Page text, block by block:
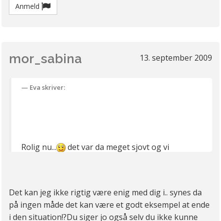
Anmeld
13. september 2009
mor_sabina
Eva skriver:
Rolig nu...
det var da meget sjovt og vi
gamle mennesker der elsker rundt om i
danmark, fulde eller ikke fulde, med eller uden
Det kan jeg ikke rigtig være enig med dig i.. synes da
på ingen måde det kan være et godt eksempel at ende
i den situation!?Du siger jo også selv du ikke kunne